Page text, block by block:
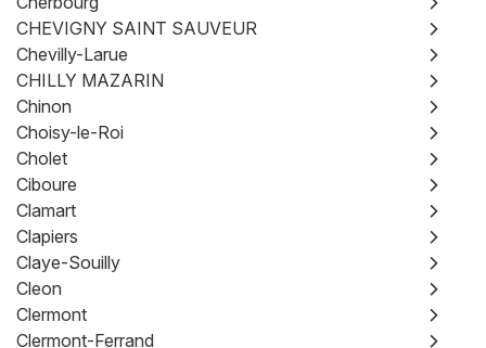
CHEVIGNY SAINT SAUVEUR
Chevilly-Larue
CHILLY MAZARIN
Chinon
Choisy-le-Roi
Cholet
Ciboure
Clamart
Clapiers
Claye-Souilly
Cleon
Clermont
Clermont-Ferrand